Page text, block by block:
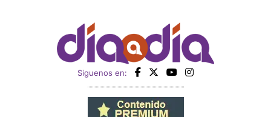
Siguenos en: